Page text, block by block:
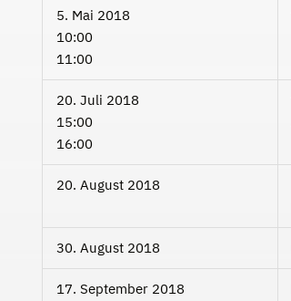
5. Mai 2018
10:00
11:00
20. Juli 2018
15:00
16:00
20. August 2018
30. August 2018
17. September 2018